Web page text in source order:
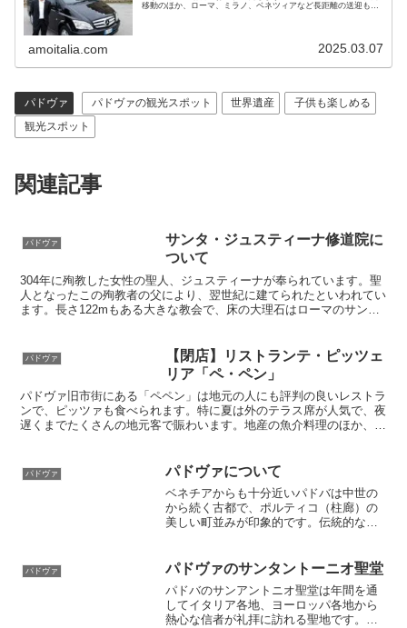
移動のほか、ローマ、ミラノ、ベネツィアなど長距離の送迎も可
amoitalia.com 2025.03.07
パドヴァ パドヴァの観光スポット 世界遺産
子供も楽しめる
観光スポット
関連記事
パドヴァ
サンタ・ジュスティーナ修道院に
ついて
304年に殉教した女性の聖人、ジュスティーナが奉られています。聖
人となったこの殉教者の父により、翌世紀に建てられたといわれてい
ます。長さ122mもある大きな教会で、床の大理石はローマのサン・
パドヴァ
【閉店】リストランテ・ピッツェ
リア「ペ・ペン」
パドヴァ旧市街にある「ペペン」は地元の人にも評判の良いレストラ
ンで、ピッツァも食べられます。特に夏は外のテラス席が人気で、夜
遅くまでたくさんの地元客で賑わいます。地産の魚介料理のほか、ナ
ます。
パドヴァ パドヴァについて
ベネチアからも十分近いパドバは中世の
から続く古都で、ポルティコ（柱廊）の
美しい町並みが印象的です。伝統的な華
点として宿泊するのも魅力です。ベネチ
アを観光する際はレストランもホテルも
安いパドバも計画に組み込むと楽しいで
す。
パドヴァ パドヴァのサンタントーニオ聖堂
パドバのサンアントニオ聖堂は年間を通
してイタリア各地、ヨーロッパ各地から
熱心な信者が礼拝に訪れる聖地です。